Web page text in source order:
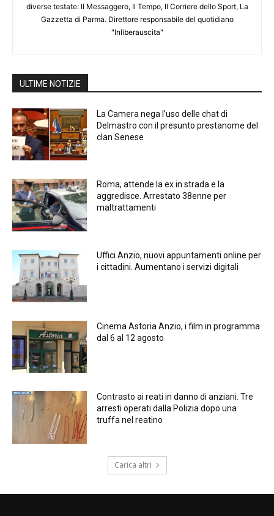
diverse testate: Il Messaggero, Il Tempo, Il Corriere dello Sport, La
Gazzetta di Parma. Direttore responsabile del quotidiano
"Inliberauscita"
ULTIME NOTIZIE
La Camera nega l’uso delle chat di
Delmastro con il presunto prestanome del
clan Senese
Roma, attende la ex in strada e la
aggredisce. Arrestato 38enne per
maltrattamenti
Uffici Anzio, nuovi appuntamenti online per
i cittadini. Aumentano i servizi digitali
Cinema Astoria Anzio, i film in programma
dal 6 al 12 agosto
Contrasto ai reati in danno di anziani. Tre
arresti operati dalla Polizia dopo una
truffa nel reatino
Carica altri